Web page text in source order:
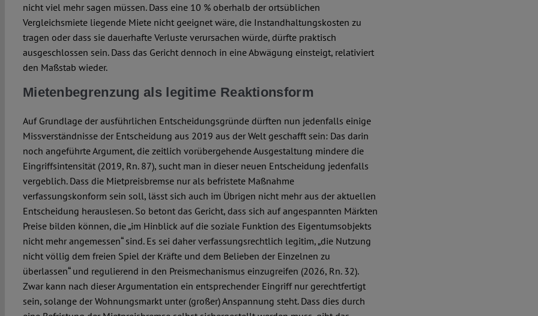
nicht viel mehr sagen müssen. Dass eine 10 % oberhalb der ortsüblichen
Vergleichsmiete liegende Miete nicht geeignet wäre, die Instandhaltungskosten zu
tragen oder dass sie dauerhafte Verluste verursachen würde, dürfte praktisch
ausgeschlossen sein. Dass das Gericht dennoch in eine Abwägung einsteigt, relativiert
den Maßstab wieder.
Mietenbegrenzung als legitime Reaktionsform
Auf Grundlage der ausführlichen Entscheidungsgründe dürften nun jedenfalls einige
Missverständnisse der Entscheidung aus 2019 aus der Welt geschafft sein: Das darin
noch angeführte Argument, die zeitlich vorübergehende Ausgestaltung mindere die
Eingriffsintensität (2019, Rn. 87), sucht man in dieser neuen Entscheidung jedenfalls
vergeblich. Dass die Mietpreisbremse nur als befristete Maßnahme
verfassungskonform sein soll, lässt sich auch im Übrigen nicht mehr aus der aktuellen
Entscheidung herauslesen. So betont das Gericht, dass sich auf angespannten Märkten
Preise bilden können, die „im Hinblick auf die soziale Funktion des Eigentumsobjekts
nicht mehr angemessen“ sind. Es sei daher verfassungsrechtlich legitim, „die Nutzung
nicht völlig dem freien Spiel der Kräfte und dem Belieben der Einzelnen zu
überlassen“ und regulierend in den Preismechanismus einzugreifen (2026, Rn. 32).
Zwar kann nach dieser Argumentation ein entsprechender Eingriff nur gerechtfertigt
sein, solange der Wohnungsmarkt unter (großer) Anspannung steht. Dass dies durch